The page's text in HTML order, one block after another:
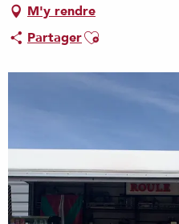
M'y rendre
PartagerAjouter aux favoris